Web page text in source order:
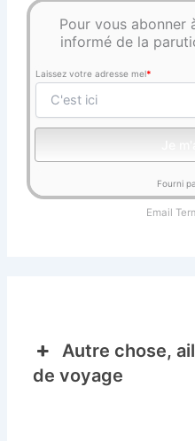
Pour vous
informé de la
Laissez votre adresse mel*
Fourni
Email
Autre chose,
de voyage